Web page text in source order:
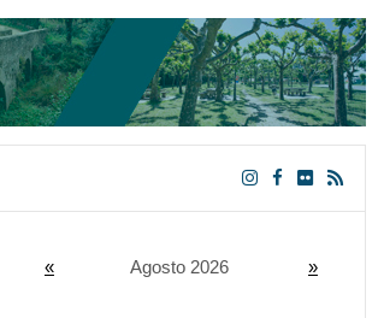
« Agosto 2026 »